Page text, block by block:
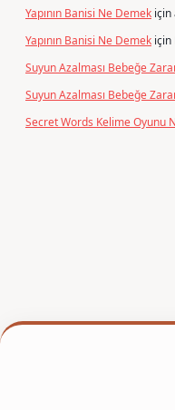
Yapının Banisi Ne Demek için
Yapının Banisi Ne Demek için
Suyun Azalması Bebeğe
Suyun Azalması Bebeğe
Secret Words Kelime Oyunu